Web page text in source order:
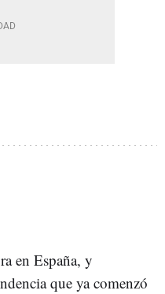
en España, y
que ya comenzó